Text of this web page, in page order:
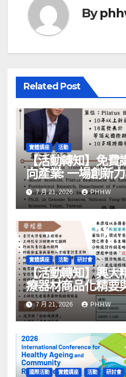
By
Related Post
實體講座 活動
【活動轉知】免費
向產業: ⼀場創新
旅程」
7 月 21, 2026 PHHW
實體講座 活動 研討會
【活動轉知】興大
療器材商品化精要
7 月 21, 2026 PHHW
國際活動 實體講座 活動 研討會